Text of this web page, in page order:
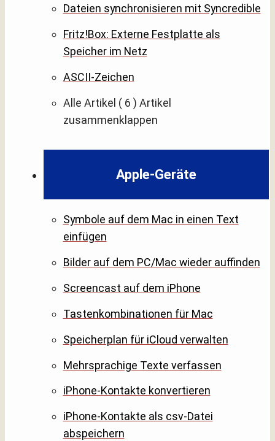
Dateien synchronisieren mit Syncredible
Fritz!Box: Externe Festplatte als
Speicher im Netz
ASCII-Zeichen
Alle Artikel ( 6 ) Artikel
zusammenklappen
Apple-Geräte
Symbole auf dem Mac in einen Text
einfügen
Bilder auf dem PC/Mac wieder auffinden
Screencast auf dem iPhone
Tastenkombinationen für Mac
Speicherplan für iCloud verwalten
Mehrsprachige Texte verfassen
iPhone-Kontakte konvertieren
iPhone-Kontakte als csv-Datei
abspeichern